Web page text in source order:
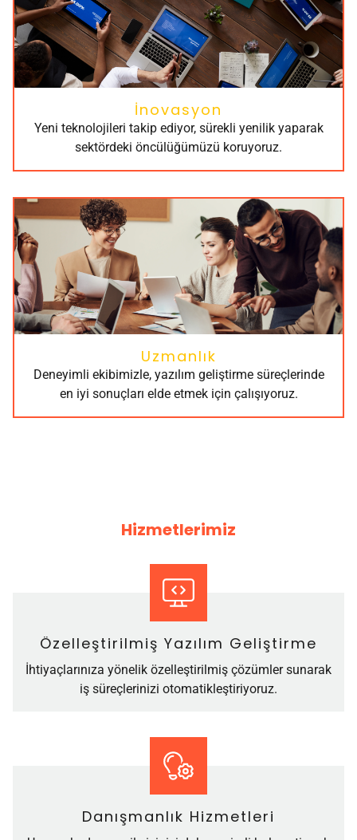
İnovasyon
Yeni teknolojileri takip ediyor, sürekli yenilik yaparak
sektördeki öncülüğümüzü koruyoruz.
Uzmanlık
Deneyimli ekibimizle, yazılım geliştirme süreçlerinde
en iyi sonuçları elde etmek için çalışıyoruz.
Hizmetlerimiz
Özelleştirilmiş Yazılım Geliştirme
İhtiyaçlarınıza yönelik özelleştirilmiş çözümler sunarak
iş süreçlerinizi otomatikleştiriyoruz.
Danışmanlık Hizmetleri